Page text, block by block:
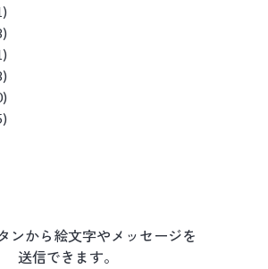
ンから絵文字やメッセージを
送信できます。